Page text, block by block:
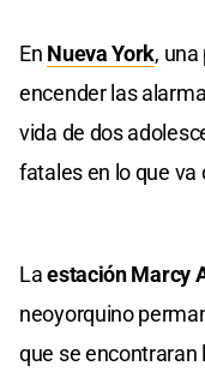
En Nueva York,
encender las
vida de dos
fatales en lo que va
Laestación Marcy
neoyorquino
que se encontraran